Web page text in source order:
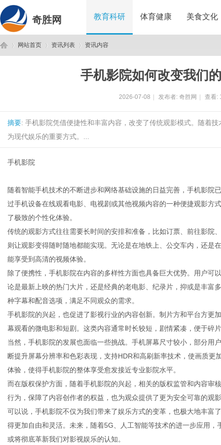
奇胜网 教育科研 体育健康 美食文化
网站首页 资讯列表 资讯内容
手机影院如何改变我们
2026-07-08 发布者: 奇胜网 查看:
摘要: 手机影院凭借便捷性和丰富内容，改变了传统观影模式。随着
为现代娱乐的重要方式。...
手机影院
随着智能手机技术的不断进步和网络基础设施的日益完善，手机影院
过手机设备在线观看电影、电视剧或其他视频内容的一种便捷观影方
了极致的个性化体验。
传统的观影方式往往需要长时间的安排和准备，比如订票、前往影院
则让观影变得随时随地都能实现。无论是在地铁上、公交车内，还是
能享受到高清的视频体验。
除了便携性，手机影院在内容的多样性方面也具备巨大优势。用户可
论是最新上映的热门大片，还是经典的老电影、纪录片，抑或是丰富
种字幕和配音选项，满足不同观众的需求。
手机影院的兴起，也促进了影视行业的内容创新。制片方和平台方更
幕观看的微电影和短剧。这类内容通常时长较短，剧情紧凑，便于碎
当然，手机影院的发展也面临一些挑战。手机屏幕尺寸较小，部分用
断提升屏幕分辨率和色彩表现，支持HDR和高刷新率技术，使画质
体验，使得手机影院的整体享受愈发接近专业影院水平。
而在版权保护方面，随着手机影院的兴起，相关的版权监管和内容审
行为，保障了内容创作者的权益，也为观众提供了更为安全可靠的观
可以说，手机影院不仅为我们带来了娱乐方式的变革，也极大地丰富
得更加自由和灵活。未来，随着5G、人工智能等技术的进一步应用
或将彻底革新我们对影视娱乐的认知。